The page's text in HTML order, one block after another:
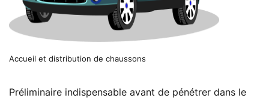
Accueil et distribution de chaussons
Préliminaire indispensable avant de pénétrer dans le